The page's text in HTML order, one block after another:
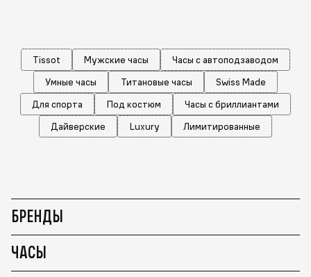
Tissot Мужские часы
Часы с автоподзаводом
Умные часы
Титановые часы
Swiss Made
Для спорта
Под костюм
Часы с бриллиантами
Дайверские
Luxury Лимитированные
БРЕНДЫ
ЧАСЫ